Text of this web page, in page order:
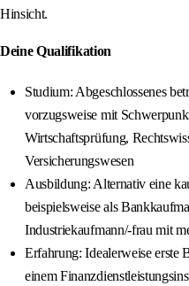
Hinsicht.
Deine Qualifikation
Studium: Abgeschlossenes
vorzugsweise mit
Wirtschaftsprüfung,
Versicherungswesen
Ausbildung: Alternativ eine
beispielsweise als
Industriekaufmann/-frau mit
Erfahrung: Idealerweise erste
einem